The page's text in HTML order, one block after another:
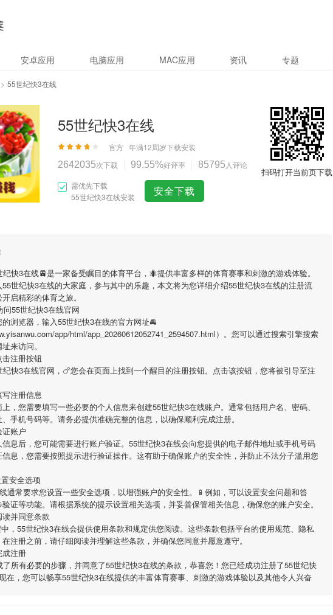
安卓应用 电脑应用 MAC应用 资讯 专题
> 55世纪快3在线
55世纪快3在线
官方 年满12周岁下载安装
2642035次下载 99.55%好评率 85795 人评论
需优先下载
55世纪快3在线安装
安全下载
扫码打开当前页下载
纪快3在线🚈是一家备受瞩目的体育平台，🐜提供丰富多样的体育赛事和刺激的游戏体验。
55世纪快3在线的大家庭，参与其中的乐趣，本文将为您详细介绍55世纪快3在线的注册流
启精彩的体育之旅。
55世纪快3在线官网
浏览器，输入55世纪快3在线的官方网址🚘
app/html/app_20260612052741_2594507.html）。您可以通过搜索引擎搜索
来访问。
击注册按钮
纪快3在线官网，🍗您会在页面上找到一个醒目的注册按钮。点击该按钮，您将被引导至注
注册信息
，您需要填写一些必要的个人信息来创建55世纪快3在线账户。通常包括用户名、密码、
手机号码等。请务必提供准确完整的信息，以确保顺利完成注册。
账户
息后，您可能需要进行账户验证。 55世纪快3在线会向您提供的电子邮件地址或手机号码
息，您需要按照提示进行验证操作。这有助于确保账户的安全性，并防止不法分子滥用您
安全选项
通常要求您设置一些安全选项，以增强账户的安全性。📱例如，可以设置安全问题和答
证等功能。请根据系统的提示设置相关选项，并妥善保管相关信息，确保您的账户安全。
读并同意条款
， 55世纪快3在线会提供使用条款和规定供您阅读。这些条款包括平台的使用规范、隐私
注册之前，请仔细阅读并理解这些条款，并确保您同意并愿意遵守。
成注册
所有必要的步骤，并同意了55世纪快3在线的条款，恭喜您！您已经成功注册了55世纪快
在，您可以畅享55世纪快3在线提供的丰富体育赛事、刺激的游戏体验以及其他令人兴奋